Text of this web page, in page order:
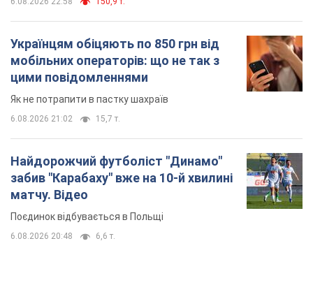
Поєдинок відбувається в Польщі
6.08.2026 20:48 6,6 т.